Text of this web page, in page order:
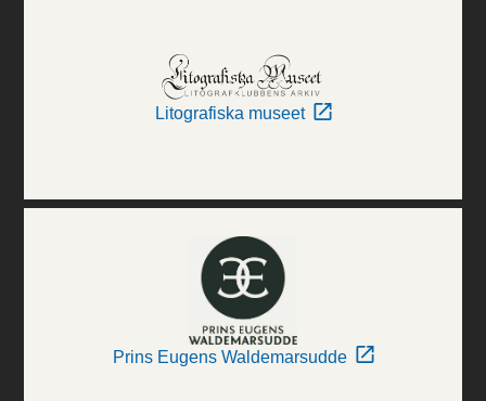
Litografiska museet
Prins Eugens Waldemarsudde